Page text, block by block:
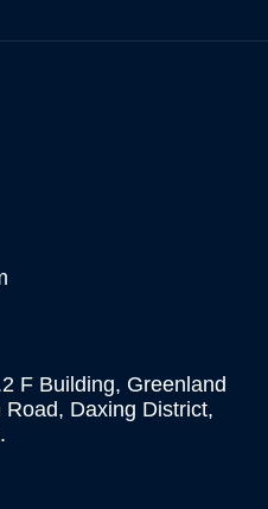
F Building, Greenland
Daxing District,